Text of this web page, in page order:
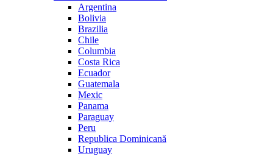
Argentina
Bolivia
Brazilia
Chile
Columbia
Costa Rica
Ecuador
Guatemala
Mexic
Panama
Paraguay
Peru
Republica Dominicană
Uruguay